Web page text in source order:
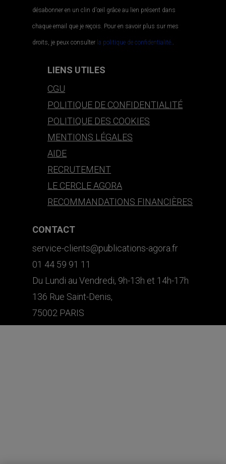
désabonner en un clin d'œil grâce au lien présent dans
chaque email que je reçois. Pour en savoir plus sur mes
droits, je peux consulter la politique de confidentialité.
LIENS UTILES
CGU
POLITIQUE DE CONFIDENTIALITÉ
POLITIQUE DES COOKIES
MENTIONS LÉGALES
AIDE
RECRUTEMENT
LE CERCLE AGORA
RECOMMANDATIONS FINANCIÈRES
CONTACT
service-clients@publications-agora.fr
01 44 59 91 11
Du Lundi au Vendredi, 9h-13h et 14h-17h
136 Rue Saint-Denis,
75002 PARIS